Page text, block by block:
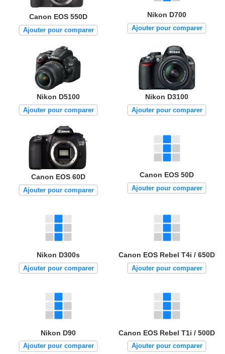
Canon EOS 550D
Ajouter pour comparer
Nikon D700
Ajouter pour comparer
Nikon D5100
Ajouter pour comparer
Nikon D3100
Ajouter pour comparer
Canon EOS 60D
Ajouter pour comparer
Canon EOS 50D
Ajouter pour comparer
Nikon D300s
Ajouter pour comparer
Canon EOS Rebel T4i / 650D
Ajouter pour comparer
Nikon D90
Ajouter pour comparer
Canon EOS Rebel T1i / 500D
Ajouter pour comparer